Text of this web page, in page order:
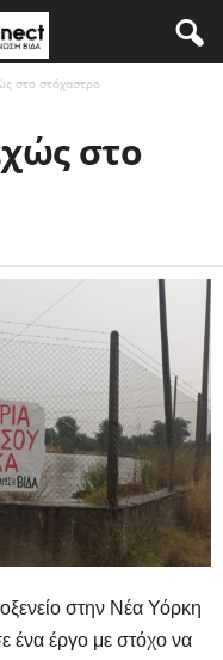
στο στόχαστρο
στο
στην Νέα Υόρκη
ένα έργο με στόχο να